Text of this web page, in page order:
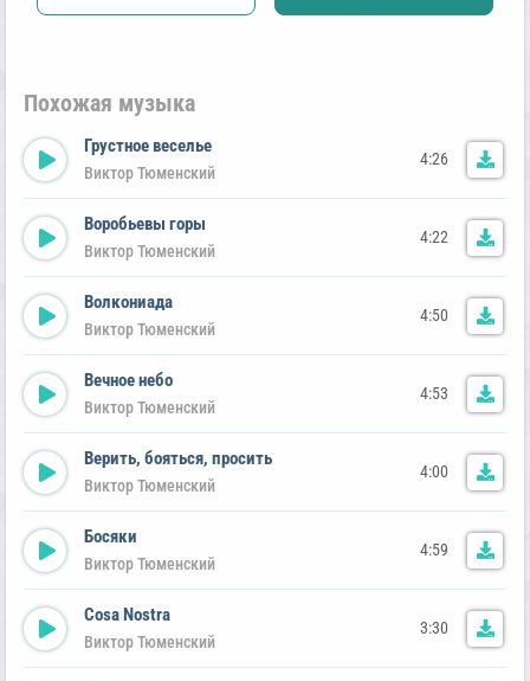
Похожая музыка
Грустное веселье
Виктор Тюменский
4:26
Воробьевы горы
Виктор Тюменский
4:22
Волкониада
Виктор Тюменский
4:50
Вечное небо
Виктор Тюменский
4:53
Верить, бояться, просить
Виктор Тюменский
4:00
Босяки
Виктор Тюменский
4:59
Cosa Nostra
Виктор Тюменский
3:30